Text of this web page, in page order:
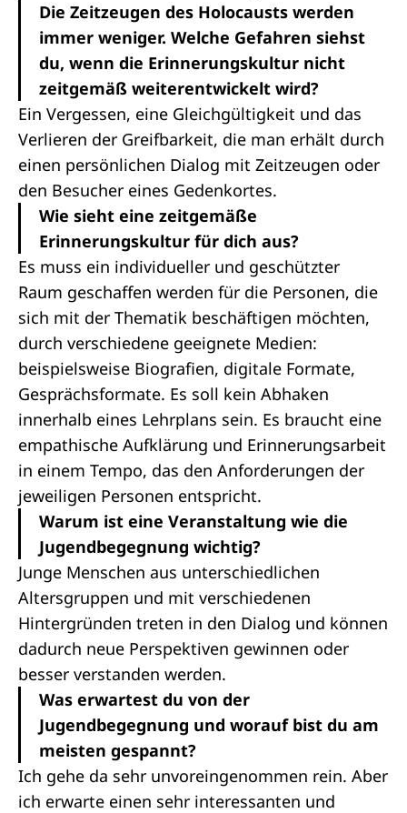
Die Zeitzeugen des Holocausts werden
immer weniger. Welche Gefahren siehst
du, wenn die Erinnerungskultur nicht
zeitgemäß weiterentwickelt wird?
Ein Vergessen, eine Gleichgültigkeit und das
Verlieren der Greifbarkeit, die man erhält durch
einen persönlichen Dialog mit Zeitzeugen oder
den Besucher eines Gedenkortes.
Wie sieht eine zeitgemäße
Erinnerungskultur für dich aus?
Es muss ein individueller und geschützter
Raum geschaffen werden für die Personen, die
sich mit der Thematik beschäftigen möchten,
durch verschiedene geeignete Medien:
beispielsweise Biografien, digitale Formate,
Gesprächsformate. Es soll kein Abhaken
innerhalb eines Lehrplans sein. Es braucht eine
empathische Aufklärung und Erinnerungsarbeit
in einem Tempo, das den Anforderungen der
jeweiligen Personen entspricht.
Warum ist eine Veranstaltung wie die
Jugendbegegnung wichtig?
Junge Menschen aus unterschiedlichen
Altersgruppen und mit verschiedenen
Hintergründen treten in den Dialog und können
dadurch neue Perspektiven gewinnen oder
besser verstanden werden.
Was erwartest du von der
Jugendbegegnung und worauf bist du am
meisten gespannt?
Ich gehe da sehr unvoreingenommen rein. Aber
ich erwarte einen sehr interessanten und